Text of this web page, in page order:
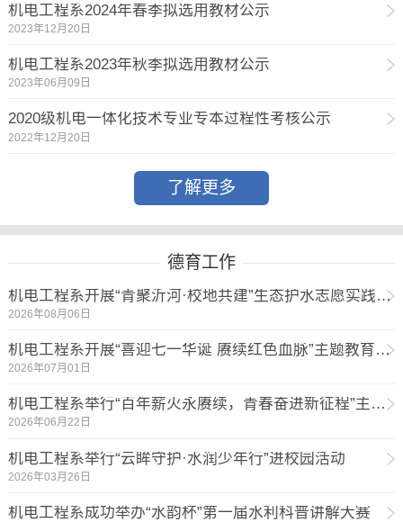
机电工程系2024年春季拟选用教材公示
2023年12月20日
机电工程系2023年秋季拟选用教材公示
2023年06月09日
2020级机电一体化技术专业专本过程性考核公示
2022年12月20日
了解更多
德育工作
机电工程系开展“青聚沂河·校地共建”生态护水志愿实践活动
2026年08月06日
机电工程系开展“喜迎七一华诞 赓续红色血脉”主题教育活动
2026年07月01日
机电工程系举行“百年薪火永赓续，青春奋进新征程”主题升旗仪式
2026年06月22日
机电工程系举行“云眸守护·水润少年行”进校园活动
2026年03月26日
机电工程系成功举办“水韵杯”第一届水利科普讲解大赛